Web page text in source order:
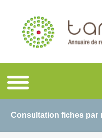
Consultation fiches par